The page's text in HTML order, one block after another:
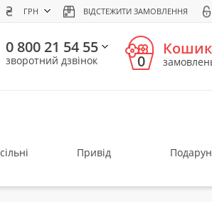
ГРН ВІДСТЕЖИТИ ЗАМОВЛЕННЯ
0 800 21 54 55
зворотний дзвінок 0
Кошик
Привід